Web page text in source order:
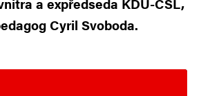
a expředseda KDU-ČSL,
Cyril Svoboda.